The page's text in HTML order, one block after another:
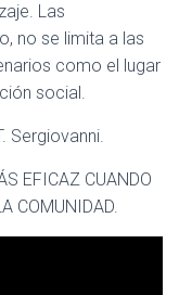
Las
no se limita a las
como el lugar
social.
Sergiovanni.
EFICAZ CUANDO
COMUNIDAD.